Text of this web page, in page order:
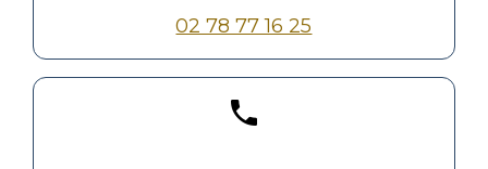
02 78 77 16 25
phone